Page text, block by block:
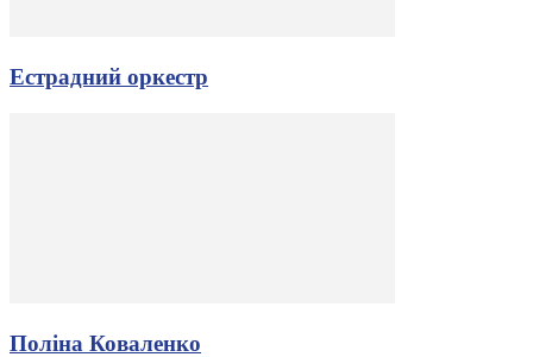
Естрадний оркестр
Поліна Коваленко